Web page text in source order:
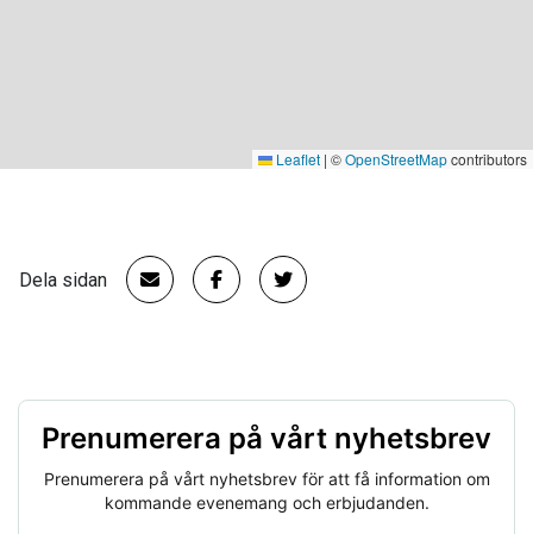
Leaflet | ©OpenStreetMapcontributors
Dela sidan
Prenumerera på vårt nyhetsbrev
Prenumerera på vårt nyhetsbrev för att få information om
kommande evenemang och erbjudanden.